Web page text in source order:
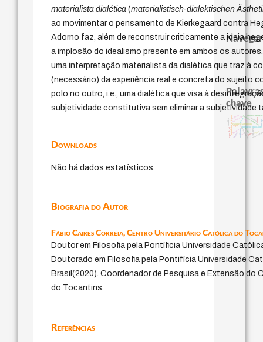
materialista dialética(materialistisch-dialektischen
ao movimentar o pensamento de Kierkegaard contra
Adorno faz, além de reconstruir criticamente a ideia
a implosão do idealismo presente em ambos os
uma interpretação materialista da dialética que traz à
(necessário) da experiência real e concreta do sujeito
polo no outro, i.e., uma dialética que visa à
subjetividade constitutiva sem eliminar a subjetividade
Downloads
Não há dados estatísticos.
Biografia do Autor
Fábio Caires Correia,Centro Universitário Católica do
Doutor em Filosofia pela Pontíficia Universidade
Doutorado em Filosofia pela Pontifícia Universidade
Brasil(2020). Coordenador de Pesquisa e Extensão do
do Tocantins.
Referências
Navegar
chave
fundamentalismo
jacobi
protágoras
experiência temporal
metafísica do tempo género
idade
intolerância
history of philosophy
filosofias indígenas
j.c.m. neto
palavra
perdón
leyes
logos
pedagogia
lei
arquivos mentais
desejo
papel da lei
sacrifício bataille
mind
therapy
animais